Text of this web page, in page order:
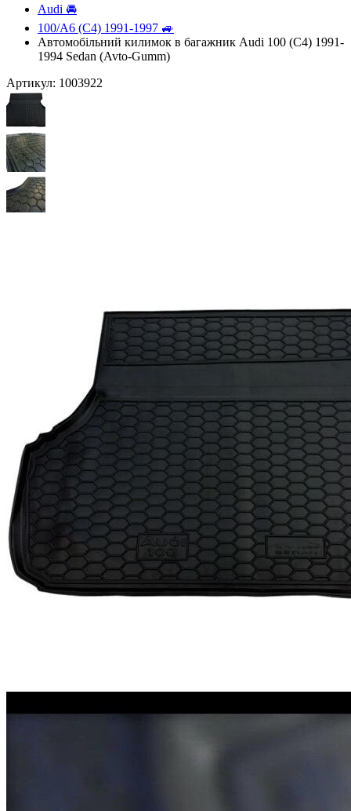
Audi 🚘
100/A6 (C4) 1991-1997 🚙
Автомобільний килимок в багажник Audi 100 (C4) 1991-
1994 Sedan (Avto-Gumm)
Артикул: 1003922